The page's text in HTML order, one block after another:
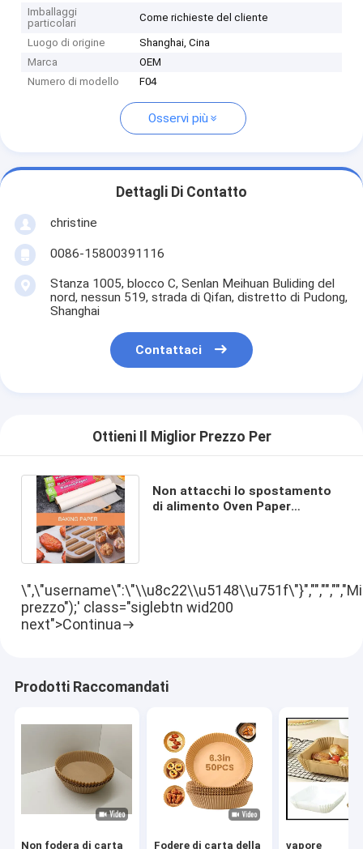
Imballaggi
particolari
Come richieste del cliente
Luogo di origine
Shanghai, Cina
Marca
OEM
Numero di modello
F04
Osservi più
Dettagli Di Contatto
christine
0086-15800391116
Stanza 1005, blocco C, Senlan Meihuan Buliding del
nord, nessun 519, strada di Qifan, distretto di Pudong,
Shanghai
Contattaci
Ottieni Il Miglior Prezzo Per
Non attacchi lo spostamento
di alimento Oven Paper
prezzo");' class="siglebtn wid200
next">Continua
Prodotti Raccomandati
Non fodera di carta Fodere di carta della vapore